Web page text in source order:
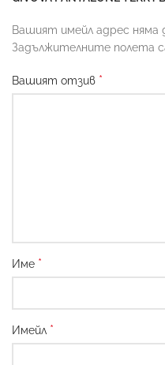
Вашият имейл адрес няма
Задължителните полета
Вашият отзив *
Име *
Имейл *